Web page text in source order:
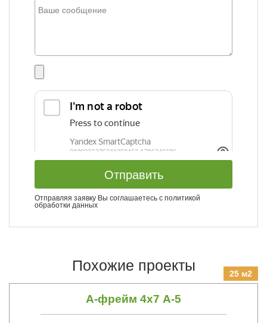
Отправить
Отправляя заявку Вы соглашаетесь с политикой
обработки данных
Похожие проекты 25 м2
А-фрейм 4х7 А-5